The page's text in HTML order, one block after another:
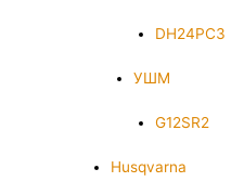
DH24PC3
УШМ
G12SR2
Husqvarna